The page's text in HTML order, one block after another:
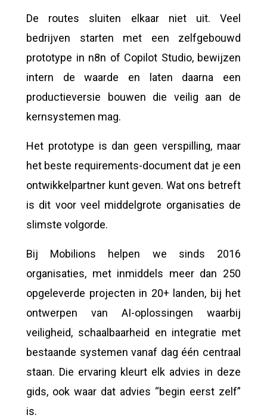
De routes sluiten elkaar niet uit. Veel
bedrijven starten met een zelfgebouwd
prototype in n8n of Copilot Studio, bewijzen
intern de waarde en laten daarna een
productieversie bouwen die veilig aan de
kernsystemen mag.
Het prototype is dan geen verspilling, maar
het beste requirements-document dat je een
ontwikkelpartner kunt geven. Wat ons betreft
is dit voor veel middelgrote organisaties de
slimste volgorde.
Bij Mobilions helpen we sinds 2016
organisaties, met inmiddels meer dan 250
opgeleverde projecten in 20+ landen, bij het
ontwerpen van AI-oplossingen waarbij
veiligheid, schaalbaarheid en integratie met
bestaande systemen vanaf dag één centraal
staan. Die ervaring kleurt elk advies in deze
gids, ook waar dat advies “begin eerst zelf”
is.